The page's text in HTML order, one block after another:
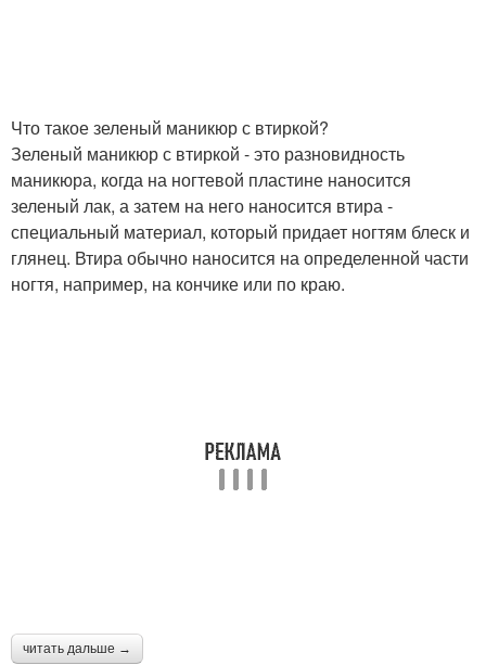
Что такое зеленый маникюр с втиркой?
Зеленый маникюр с втиркой - это разновидность
маникюра, когда на ногтевой пластине наносится
зеленый лак, а затем на него наносится втира -
специальный материал, который придает ногтям блеск и
глянец. Втира обычно наносится на определенной части
ногтя, например, на кончике или по краю.
читать дальше →